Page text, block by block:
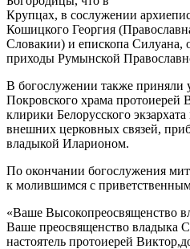
Крупцах, в сослужении
Кошицкого Георгия
Словакии) и епископа Силуана,
приходы Румынской
В богослужении также приняли
Покровского храма протоиерей
клирики Белорусского
внешних церковных связей,
владыкой Иларионом.
По окончании богослужения
к молившимся с
«Ваше Высокопреосвященство
Ваше преосвященство владыка
настоятель протоиерей